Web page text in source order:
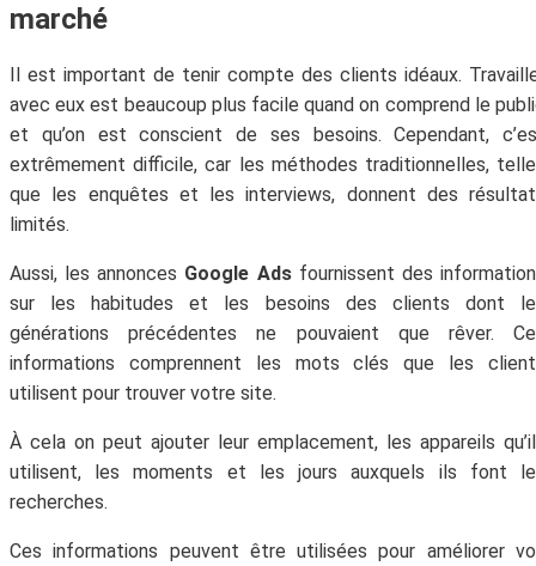
marché
Il est important de tenir compte des clients idéaux.
avec eux est beaucoup plus facile quand on comprend le
et qu’on est conscient de ses besoins. Cependant,
extrêmement difficile, car les méthodes traditionnelles,
que les enquêtes et les interviews, donnent des
limités.
Aussi, les annonces Google Adsfournissent des
sur les habitudes et les besoins des clients dont
générations précédentes ne pouvaient que rêver.
informations comprennent les mots clés que les
utilisent pour trouver votre site.
À cela on peut ajouter leur emplacement, les appareils
utilisent, les moments et les jours auxquels ils font
recherches.
Ces informations peuvent être utilisées pour améliorer